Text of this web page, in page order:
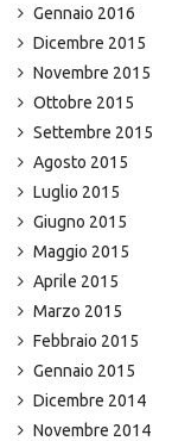
Gennaio 2016
Dicembre 2015
Novembre 2015
Ottobre 2015
Settembre 2015
Agosto 2015
Luglio 2015
Giugno 2015
Maggio 2015
Aprile 2015
Marzo 2015
Febbraio 2015
Gennaio 2015
Dicembre 2014
Novembre 2014